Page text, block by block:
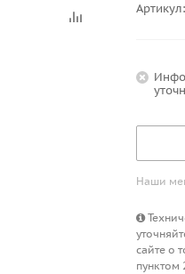
Артикул:
Наши
сайте о
пунктом